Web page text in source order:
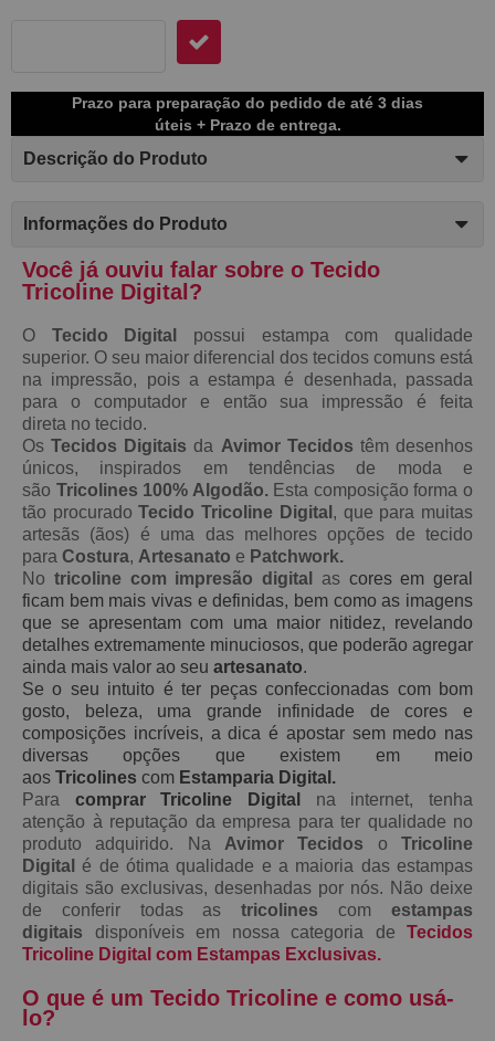
Prazo para preparação do pedido de até 3 dias
úteis + Prazo de entrega.
Descrição do Produto
Informações do Produto
Você já ouviu falar sobre o Tecido
Tricoline Digital?
O Tecido Digital possui estampa com qualidade
superior. O seu maior diferencial dos tecidos comuns está
na impressão, pois a estampa é desenhada, passada
para o computador e então sua impressão é feita
direta no tecido.
OsTecidos Digitaisda Avimor Tecidos têm desenhos
únicos, inspirados em tendências de moda e
são Tricolines 100% Algodão.Esta composição forma o
tão procuradoTecido Tricoline Digital , que para muitas
artesãs (ãos) é uma das melhores opções de tecido
para Costura, Artesanato e Patchwork.
No tricoline com impresão digital ascores em geral
ficam bem mais vivas e definidas, bem como as imagens
que se apresentam com uma maior nitidez, revelando
detalhes extremamente minuciosos, que poderão agregar
ainda mais valor ao seu artesanato.
Se o seu intuito é ter peças confeccionadas com bom
gosto, beleza, uma grande infinidade de cores e
composições incríveis, a dica é apostar sem medo nas
diversas opções que existem em meio
aos Tricolines com Estamparia Digital.
Para comprar Tricoline Digital na internet, tenha
atenção à reputação da empresa para ter qualidade no
produto adquirido. Na Avimor Tecidos o Tricoline
Digital é de ótima qualidade e a maioria das estampas
digitais são exclusivas, desenhadas por nós. Não deixe
de conferir todas astricolinescomestampas
digitais disponíveis em nossa categoria de Tecidos
Tricoline Digital com Estampas Exclusivas.
O que é um Tecido Tricoline e como usá-
lo?